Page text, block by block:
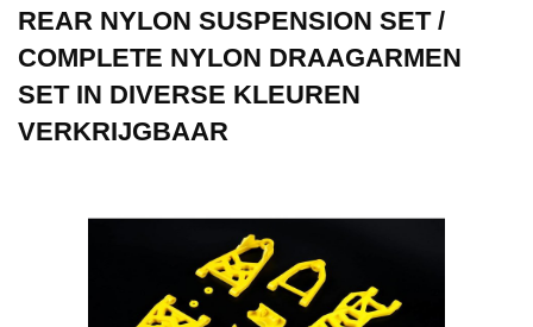
REAR NYLON SUSPENSION SET /
COMPLETE NYLON DRAAGARMEN
SET IN DIVERSE KLEUREN
VERKRIJGBAAR